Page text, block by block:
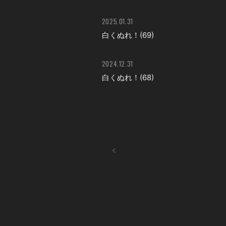
2025.01.31
白くぬれ！(69)
2024.12.31
白くぬれ！(68)